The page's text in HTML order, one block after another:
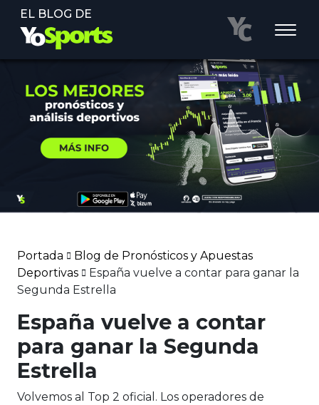
EL BLOG DE
Portada
Blog de Pronósticos y Apuestas
Deportivas
España vuelve a contar para ganar la
Segunda Estrella
España vuelve a contar
para ganar la Segunda
Estrella
Volvemos al Top 2 oficial. Los operadores de